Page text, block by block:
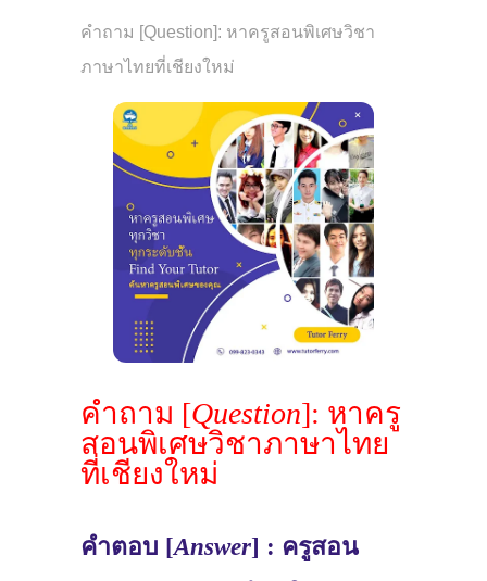
คำถาม [Question]: หาครูสอนพิเศษวิชา
ภาษาไทยที่เชียงใหม่
คำถาม [Question]: หาครู
สอนพิเศษวิชาภาษาไทย
ที่เชียงใหม่
คำตอบ [Answer] : ครูสอน